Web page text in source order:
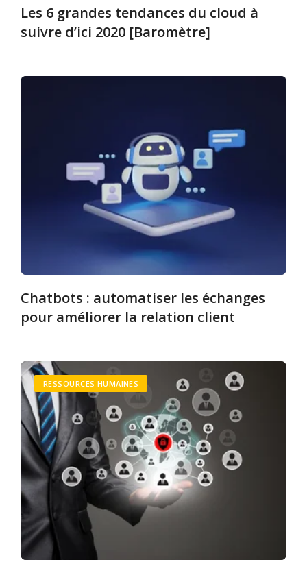
Les 6 grandes tendances du cloud à
suivre d’ici 2020 [Baromètre]
Chatbots : automatiser les échanges
pour améliorer la relation client
RESSOURCES HUMAINES